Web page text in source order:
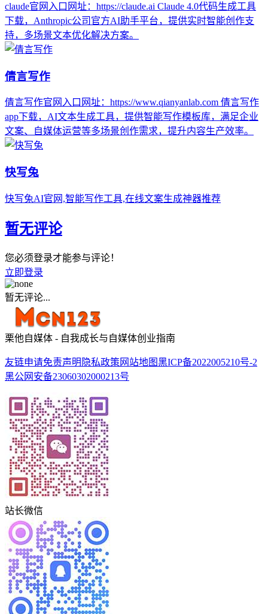
claude官网入口网址：https://claude.ai Claude 4.0代码生成工具
下载，Anthropic公司官方AI助手平台，提供实时智能创作支
持，多场景文本优化解决方案。
倩言写作
倩言写作官网入口网址：https://www.qianyanlab.com 倩言写作
app下载，AI文本生成工具，提供智能写作模板库，满足企业
文案、自媒体运营等多场景创作需求，提升内容生产效率。
快写兔
快写兔AI官网,智能写作工具,在线文案生成神器推荐
暂无评论
您必须登录才能参与评论！
立即登录
暂无评论...
栗他自媒体 - 自我成长与自媒体创业指南
友链申请免责声明 隐私政策 网站地图黑ICP备2022005210号-2
黑公网安备23060302000213号
站长微信